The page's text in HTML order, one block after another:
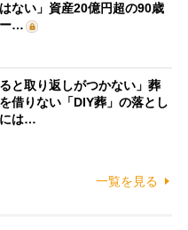
ない」資産20億円超の90歳
ー…
ると取り返しがつかない」葬
借りない「DIY葬」の落とし
は…
一覧を見る